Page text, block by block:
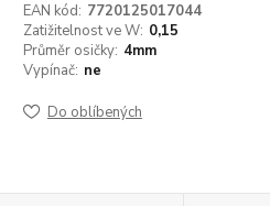
EAN kód: 7720125017044
Zatižitelnost ve W: 0,15
Průměr osičky: 4mm
Vypínač: ne
Do oblíbených